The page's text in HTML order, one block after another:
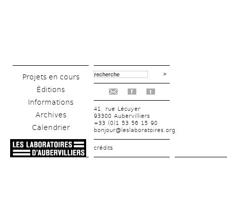
Projets en cours
Éditions
Informations
Archives
Calendrier
f t
41, rue Lécuyer
93300 Aubervilliers
+33 (0)1 53 56 15 90
bonjour@leslaboratoires.org
crédits